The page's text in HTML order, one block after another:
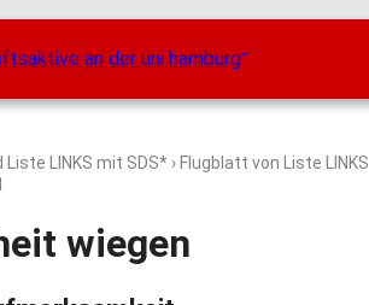
Liste LINKS mit SDS* › Flugblatt von Liste LINKS
wiegen